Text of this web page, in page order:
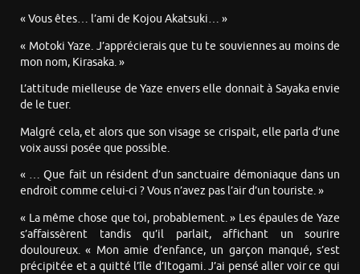
« Vous êtes… l’ami de Kojou Akatsuki… »
« Motoki Yaze. J’apprécierais que tu te souviennes au moins de
mon nom, Kirasaka. »
L’attitude mielleuse de Yaze envers elle donnait à Sayaka envie
de le tuer.
Malgré cela, et alors que son visage se crispait, elle parla d’une
voix aussi posée que possible.
« … Que fait un résident d’un sanctuaire démoniaque dans un
endroit comme celui-ci ? Vous n’avez pas l’air d’un touriste. »
« La même chose que toi, probablement. » Les épaules de Yaze
s’affaissèrent tandis qu’il parlait, affichant un sourire
douloureux. « Mon amie d’enfance, un garçon manqué, s’est
précipitée et a quitté l’île d’Itogami. J’ai pensé aller voir ce qui